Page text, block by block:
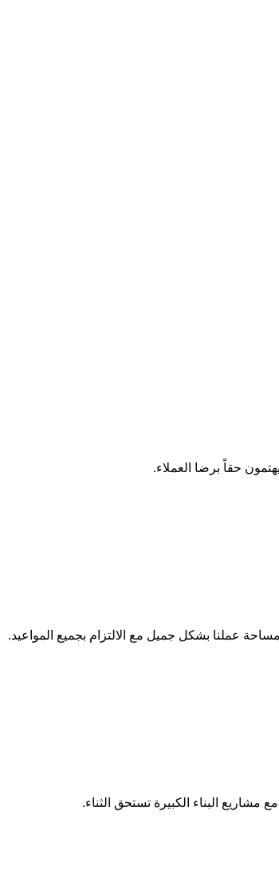
حقاً برضا العملاء.
مساحة عملنا بشكل جميل مع الالتزام بجميع المواعيد.
مشاريع البناء الكبيرة تستحق الثناء.